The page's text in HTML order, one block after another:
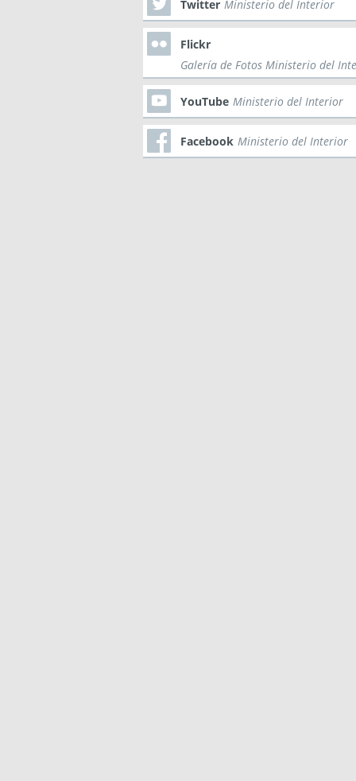
Twitter Ministerio del Interior
Flickr
Galería de Fotos Ministerio del
YouTube Ministerio del Interior
Facebook Ministerio del Interior